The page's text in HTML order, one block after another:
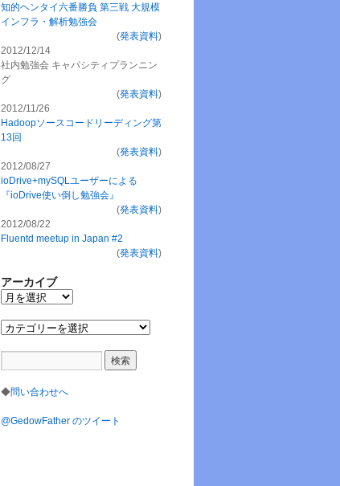
知的ヘンタイ六番勝負 第三戦 大規模
インフラ・解析勉強会
(発表資料)
2012/12/14
社内勉強会 キャパシティプランニン
グ
(発表資料)
2012/11/26
Hadoopソースコードリーディング第
13回
(発表資料)
2012/08/27
ioDrive+mySQLユーザーによる
『ioDrive使い倒し勉強会』
(発表資料)
2012/08/22
Fluentd meetup in Japan #2
(発表資料)
アーカイブ
◆問い合わせへ
@GedowFather のツイート